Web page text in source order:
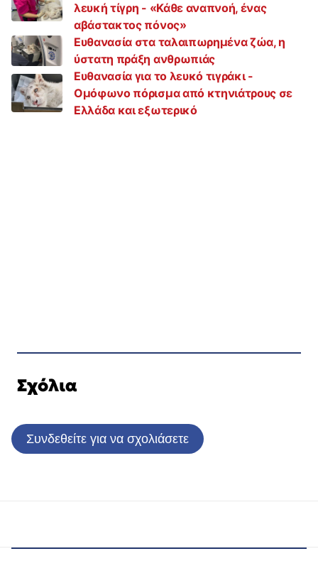
λευκή τίγρη - «Κάθε αναπνοή, ένας
αβάστακτος πόνος»
Ευθανασία στα ταλαιπωρημένα ζώα, η
ύστατη πράξη ανθρωπιάς
Ευθανασία για το λευκό τιγράκι -
Ομόφωνο πόρισμα από κτηνιάτρους σε
Ελλάδα και εξωτερικό
Σχόλια
Συνδεθείτε για να σχολιάσετε